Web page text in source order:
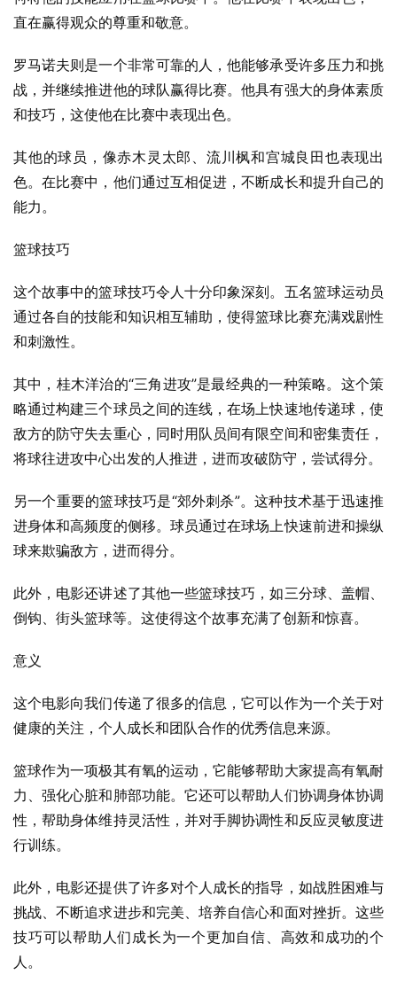
直在赢得观众的尊重和敬意。
罗马诺夫则是一个非常可靠的人，他能够承受许多压力和挑
战，并继续推进他的球队赢得比赛。他具有强大的身体素质
和技巧，这使他在比赛中表现出色。
其他的球员，像赤木灵太郎、流川枫和宫城良田也表现出
色。在比赛中，他们通过互相促进，不断成长和提升自己的
能力。
篮球技巧
这个故事中的篮球技巧令人十分印象深刻。五名篮球运动员
通过各自的技能和知识相互辅助，使得篮球比赛充满戏剧性
和刺激性。
其中，桂木洋治的“三角进攻”是最经典的一种策略。这个策
略通过构建三个球员之间的连线，在场上快速地传递球，使
敌方的防守失去重心，同时用队员间有限空间和密集责任，
将球往进攻中心出发的人推进，进而攻破防守，尝试得分。
另一个重要的篮球技巧是“郊外刺杀”。这种技术基于迅速推
进身体和高频度的侧移。球员通过在球场上快速前进和操纵
球来欺骗敌方，进而得分。
此外，电影还讲述了其他一些篮球技巧，如三分球、盖帽、
倒钩、街头篮球等。这使得这个故事充满了创新和惊喜。
意义
这个电影向我们传递了很多的信息，它可以作为一个关于对
健康的关注，个人成长和团队合作的优秀信息来源。
篮球作为一项极其有氧的运动，它能够帮助大家提高有氧耐
力、强化心脏和肺部功能。它还可以帮助人们协调身体协调
性，帮助身体维持灵活性，并对手脚协调性和反应灵敏度进
行训练。
此外，电影还提供了许多对个人成长的指导，如战胜困难与
挑战、不断追求进步和完美、培养自信心和面对挫折。这些
技巧可以帮助人们成长为一个更加自信、高效和成功的个
人。